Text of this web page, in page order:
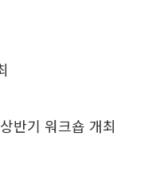
반기 워크숍 개최